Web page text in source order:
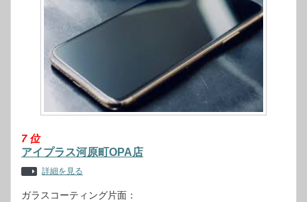
7位
アイプラス河原町OPA店
詳細を見る
ガラスコーティング片面：